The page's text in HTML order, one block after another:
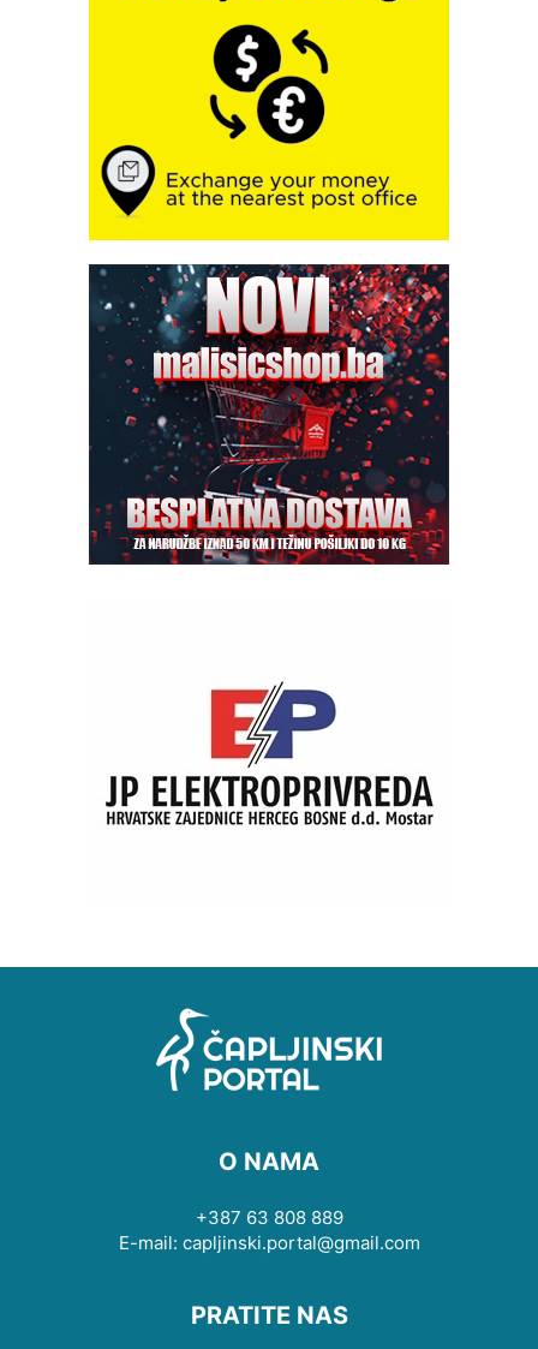
O NAMA
+387 63 808 889
E-mail: capljinski.portal@gmail.com
PRATITE NAS